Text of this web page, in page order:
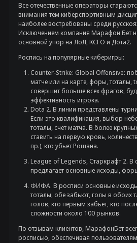
Все отечественные операторы
внимания тем киберспортивным
наиболее востребованы среди
Исключением компания Марафон Бет
основной упор на ЛоЛ, КСГО и Дота2.
Роспись на популярные киберигры:
Counter-Strike: Global Offensive:
матче или на карте, форы, тоталы,
совершит больше всех фрагов,
эффективность игрока.
Dota 2. В линии представлены
Если это квалификация, выбор
тоталы, счет матча. В более
ставить на первую кровь,
пр.), кто убьет Рошана.
League of Legends, Старкрафт 2.
предлагает основные исходы,
ФИФА. В росписи основные
тоталы, обе забьют, голы в обоих
голов, кто первым забьет, кто
сложности около 100 рынков.
По отзывам клиентов, МарафонБет
росписью, обеспечивая